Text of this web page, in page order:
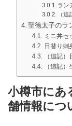
ラン
（
聖徳太子のラ
ミニ丼セ
日替り刺
（追記
（追記
小樽市にあ
舗情報につ